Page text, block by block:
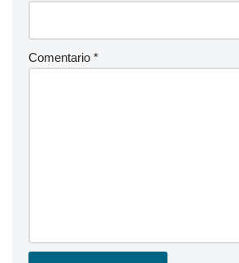
Comentario *